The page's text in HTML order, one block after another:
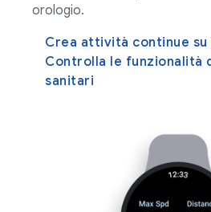
orologio.
Crea attività continue su
Controlla le funzionalità
sanitari